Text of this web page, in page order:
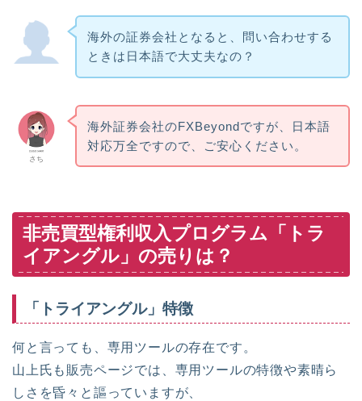
海外の証券会社となると、問い合わせする
ときは日本語で大丈夫なの？
さち
海外証券会社のFXBeyondですが、日本語
対応万全ですので、ご安心ください。
非売買型権利収入プログラム「トラ
イアングル」の売りは？
「トライアングル」特徴
何と言っても、専用ツールの存在です。
山上氏も販売ページでは、専用ツールの特徴や素晴ら
しさを昏々と謳っていますが、